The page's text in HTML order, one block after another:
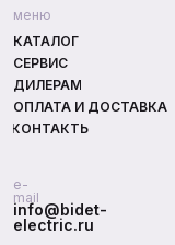
меню
КАТАЛОГ
СЕРВИС
ДИЛЕРАМ
ОПЛАТА И ДОСТАВКА
e-
mail
КОНТАКТЫ
info@bidet-
electric.ru